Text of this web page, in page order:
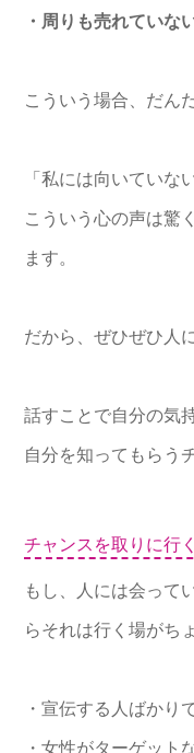
・周りも売れていな
こういう場合、だん
「私には向いていな
こういう心の声は驚
ます。
だから、ぜひぜひ人
話すことで自分の気
自分を知ってもらう
チャンスを取りに行く
もし、人には会って
らそれは行く場がち
・宣伝する人ばかり
・女性がターゲット